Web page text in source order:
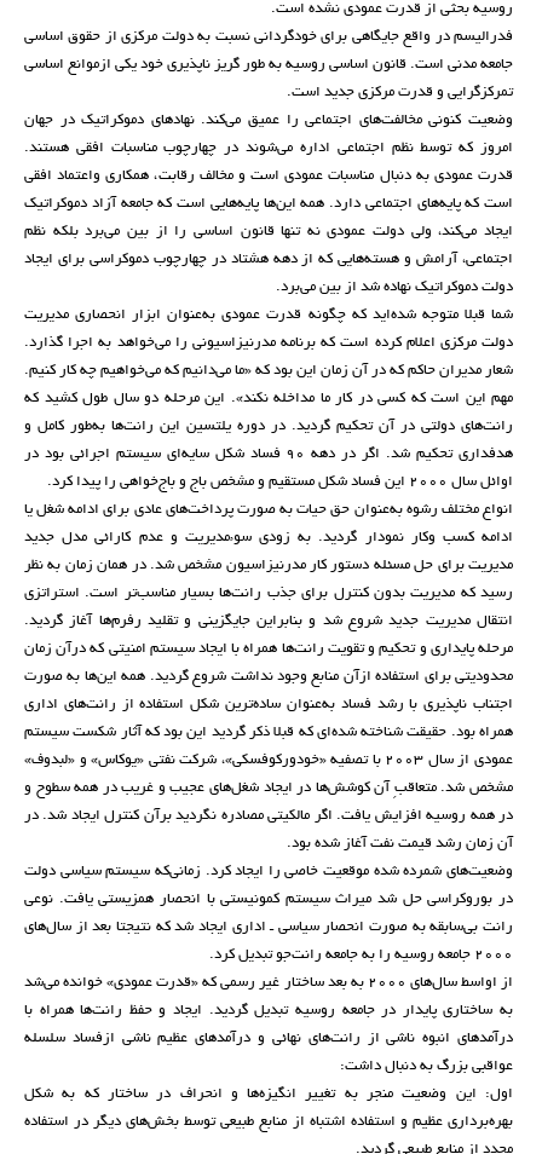
روسیه بحثی از قدرت عمودی نشده است.
فدرالیسم در واقع جایگاهی برای خودگردانی نسبت به دولت مرکزی از حقوق اساسی
جامعه مدنی است. قانون اساسی روسیه به طور گریز ناپذیری خود یکی ازموانع اساسی
تمرکزگرایی و قدرت مرکزی جدید است.
وضعیت کنونی مخالفت‌های اجتماعی را عمیق می‌کند. نهادهای دموکراتیک در جهان
امروز که توسط نظم اجتماعی اداره می‌شوند در چهارچوب مناسبات افقی هستند.
قدرت عمودی به دنبال مناسبات عمودی است و مخالف رقابت، همکاری واعتماد افقی
است که پایه‌های اجتماعی دارد. همه این‌ها پایه‌هایی است که جامعه آزاد دموکراتیک
ایجاد می‌کند، ولی دولت عمودی نه تنها قانون اساسی را از بین می‌برد بلکه نظم
اجتماعی، آرامش و هسته‌هایی که از دهه هشتاد در چهارچوب دموکراسی برای ایجاد
دولت دموکراتیک نهاده شد از بین می‌برد.
شما قبلا متوجه شده‌اید که چگونه قدرت عمودی به‌عنوان ابزار انحصاری مدیریت
دولت مرکزی اعلام کرده است که برنامه مدرنیزاسیونی را می‌خواهد به اجرا گذارد.
شعار مدیران حاکم که در آن زمان این بود که «ما می‌دانیم که می‌خواهیم چه کار کنیم.
مهم این است که کسی در کار ما مداخله نکند». این مرحله دو سال طول کشید که
رانت‌های دولتی در آن تحکیم گردید. در دوره یلتسین این رانت‌ها به‌طور کامل و
هدفداری تحکیم شد. اگر در دهه 90 فساد شکل سایه‌ای سیستم اجرائی بود در
اوائل سال 2000 این فساد شکل مستقیم و مشخص باج و باج‌خواهی را پیدا کرد.
انواع مختلف رشوه به‌عنوان حق حیات به صورت پرداخت‌های عادی برای ادامه شغل یا
ادامه کسب وکار نمودار گردید. به زودی سوءمدیریت و عدم کارائی مدل جدید
مدیریت برای حل مسئله دستور کار مدرنیزاسیون مشخص شد. در همان زمان به نظر
رسید که مدیریت بدون کنترل برای جذب رانت‌ها بسیار مناسب‌تر است. استراتزی
انتقال مدیریت جدید شروع شد و بنابراین جایگزینی و تقلید رفرم‌ها آغاز گردید.
مرحله پایداری و تحکیم و تقویت رانت‌ها همراه با ایجاد سیستم امنیتی که درآن زمان
محدودیتی برای استفاده ازآن منابع وجود نداشت شروع گردید. همه این‌ها به صورت
اجتناب ناپذیری با رشد فساد به‌عنوان ساده‌ترین شکل استفاده از رانت‌های اداری
همراه بود. حقیقت شناخته شده‌ای که قبلا ذکر گردید این بود که آثار شکست سیستم
عمودی از سال 2003 با تصفیه «خودورکوفسکی»، شرکت نفتی «یوکاس» و «لبدوف»
مشخص شد. متعاقبِ آن کوشش‌ها در ایجاد شغل‌های عجیب و غریب در همه سطوح و
در همه روسیه افزایش یافت. اگر مالکیتی مصادره نگردید برآن کنترل ایجاد شد. در
آن زمان رشد قیمت نفت آغاز شده بود.
وضعیت‌های شمرده شده موقعیت خاصی را ایجاد کرد. زمانی‌که سیستم سیاسی دولت
در بوروکراسی حل شد میراث سیستم کمونیستی با انحصار همزیستی یافت. نوعی
رانت بی‌سابقه به صورت انحصار سیاسی ـ اداری ایجاد شد که نتیجتا بعد از سال‌های
2000 جامعه روسیه را به جامعه رانت‌جو تبدیل کرد.
از اواسط سال‌های 2000 به بعد ساختار غیر رسمی که «قدرت عمودی» خوانده می‌شد
به ساختاری پایدار در جامعه روسیه تبدیل گردید. ایجاد و حفظ رانت‌ها همراه با
درآمدهای انبوه ناشی از رانت‌های نهائی و درآمدهای عظیم ناشی ازفساد سلسله
عواقبی بزرگ به دنبال داشت:
اول: این وضعیت منجر به تغییر انگیزه‌ها و انحراف در ساختار که به شکل
بهره‌برداری عظیم و استفاده اشتباه از منابع طبیعی توسط بخش‌های دیگر در استفاده
مجدد از منابع طبیعی گردید.